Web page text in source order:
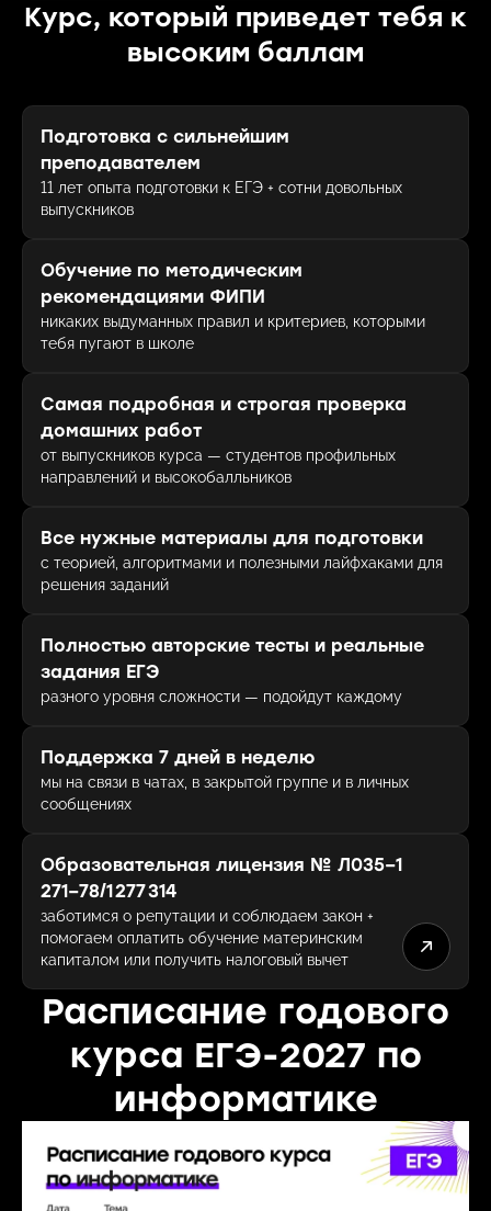
Курс, который приведет тебя к
высоким баллам
Подготовка с сильнейшим
преподавателем
11 лет опыта подготовки к ЕГЭ + сотни довольных
выпускников
Обучение по методическим
рекомендациями ФИПИ
никаких выдуманных правил и критериев, которыми
тебя пугают в школе
Самая подробная и строгая проверка
домашних работ
от выпускников курса — студентов профильных
направлений и высокобалльников
Все нужные материалы для подготовки
с теорией, алгоритмами и полезными лайфхаками для
решения заданий
Полностью авторские тесты и реальные
задания ЕГЭ
разного уровня сложности — подойдут каждому
Поддержка 7 дней в неделю
мы на связи в чатах, в закрытой группе и в личных
сообщениях
Образовательная лицензия № Л035−1
271−78/1 277 314
заботимся о репутации и соблюдаем закон +
помогаем оплатить обучение материнским
капиталом или получить налоговый вычет
Расписание годового
курса ЕГЭ-2027 по
информатике